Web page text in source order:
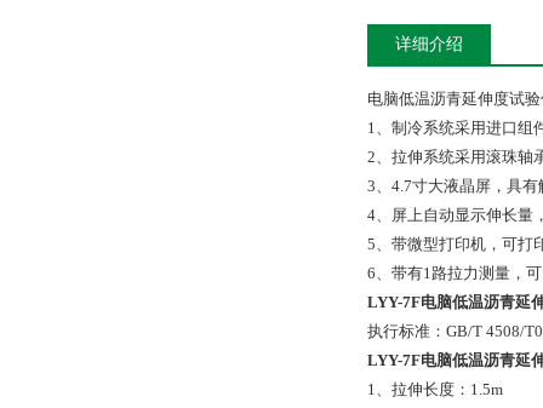
详细介绍
电脑低温沥青延伸度试
1、制冷系统采用进口组
2、拉伸系统采用滚珠轴
3、4.7寸大液晶屏，具
4、屏上自动显示伸长量
5、带微型打印机，可打
6、带有1路拉力测量，
LYY-7F电脑低温沥青延
执行标准：GB/T 4508/
LYY-7F电脑低温沥青延
1、拉伸长度：1.5m